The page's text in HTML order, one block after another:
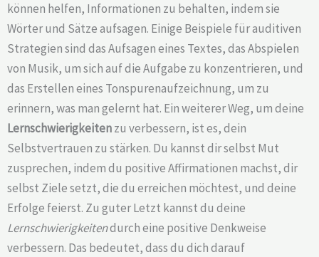
können helfen, Informationen zu behalten, indem sie
Wörter und Sätze aufsagen. Einige Beispiele für auditiven
Strategien sind das Aufsagen eines Textes, das Abspielen
von Musik, um sich auf die Aufgabe zu konzentrieren, und
das Erstellen eines Tonspurenaufzeichnung, um zu
erinnern, was man gelernt hat. Ein weiterer Weg, um deine
Lernschwierigkeitenzu verbessern, ist es, dein
Selbstvertrauen zu stärken. Du kannst dir selbst Mut
zusprechen, indem du positive Affirmationen machst, dir
selbst Ziele setzt, die du erreichen möchtest, und deine
Erfolge feierst. Zu guter Letzt kannst du deine
Lernschwierigkeitendurch eine positive Denkweise
verbessern. Das bedeutet, dass du dich darauf